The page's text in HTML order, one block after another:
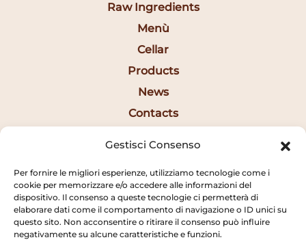
Gestisci Consenso
Per fornire le migliori esperienze, utilizziamo tecnologie come i
cookie per memorizzare e/o accedere alle informazioni del
dispositivo. Il consenso a queste tecnologie ci permetterà di
elaborare dati come il comportamento di navigazione o ID unici su
questo sito. Non acconsentire o ritirare il consenso può influire
negativamente su alcune caratteristiche e funzioni.
Raw Ingredients
Menù
Cellar
Products
News
Contacts
Opening Hours
12:30AM - 2:20PM